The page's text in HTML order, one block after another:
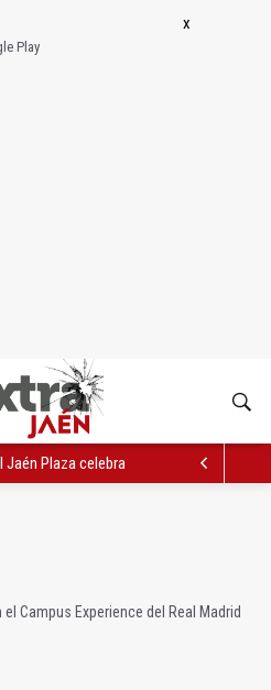
Play
Jaén Plaza celebra su tercer aniversario
en el Campus Experience del
Campus Experience del Real Madrid